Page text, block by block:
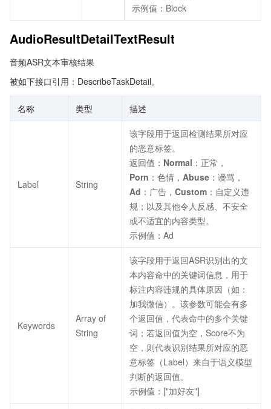
示例值：Block
AudioResultDetailTextResult
音频ASR文本审核结果
被如下接口引用：DescribeTaskDetail。
名称 类型 描述
Label String
该字段用于返回检测结果所对应
的恶意标签。
返回值： Normal ：正常，
Porn ：色情， Abuse ：谩骂，
Ad ：广告， Custom ：自定义违
规；以及其他令人反感、不安全
或不适宜的内容类型。
示例值：Ad
Keywords
Array of
String
该字段用于返回ASR识别出的文
本内容命中的关键词信息，用于
标注内容违规的具体原因（如：
加我微信）。该参数可能会有多
个返回值，代表命中的多个关键
词；若返回值为空，Score不为
空，则代表识别结果所对应的恶
意标签（Label）来自于语义模型
判断的返回值。
示例值：["加好友"]